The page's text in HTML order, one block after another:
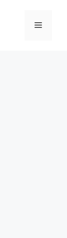
Menu